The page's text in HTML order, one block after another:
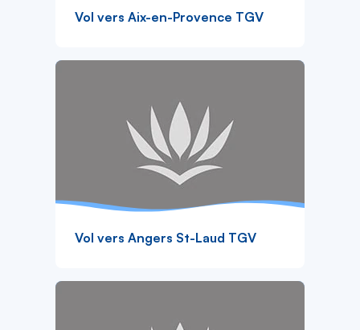
Vol vers Aix-en-Provence TGV
Vol vers Angers St-Laud TGV